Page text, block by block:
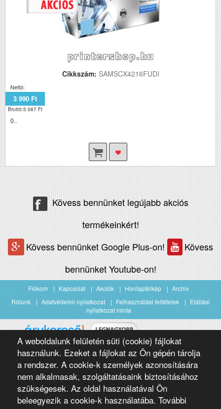
Cikkszám: SAMSCX4216FUDI
Nettó:
3 990 Ft
Bruttó:5 067 Ft
0..
A weboldalunk felületén süti (cookie) fájlokat
használunk. Ezeket a fájlokat az Ön gépén tárolja
a rendszer. A cookie-k személyek azonosítására
nem alkalmasak, szolgáltatásaink biztosításához
szükségesek. Az oldal használatával Ön
beleegyezik a cookie-k használatába. További
Kövess bennünket legújabb akciós
termékeinkért!
Kövess bennünket Google Plus-on!
Kövess
bennünket Youtube-on!
Fiókom Kapcsolat Akciók Honlaptérkép
Archiv
Rólunk
Adatvédelmi nyilatkozat Felhasználási feltételek
Elállási
nyilatkozat minta